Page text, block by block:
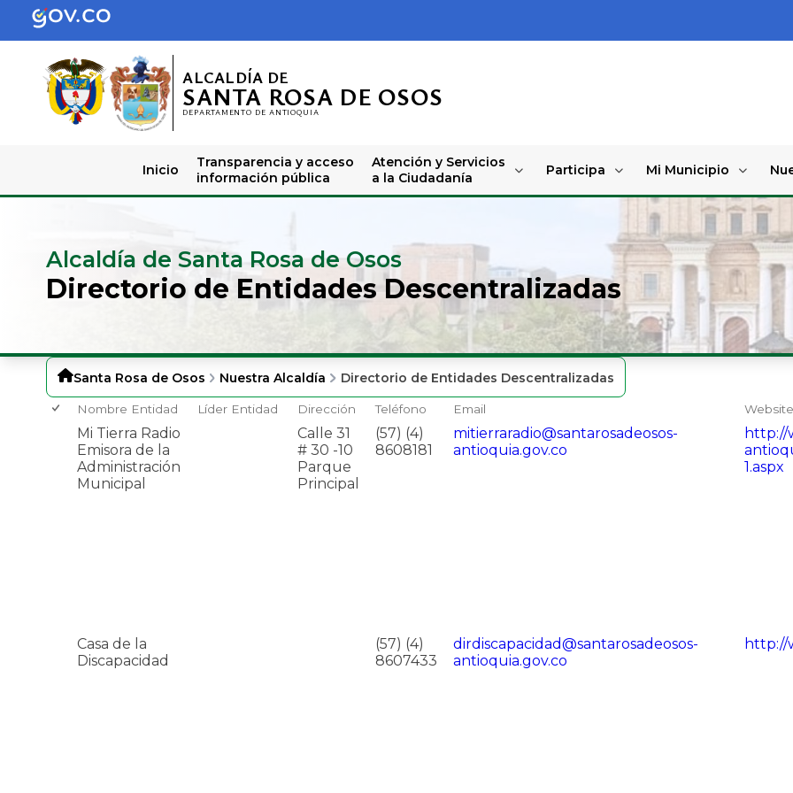
ALCALDÍA DE
SANTA ROSA DE OSOS
DEPARTAMENTO DE ANTIOQUIA
Inicio
Transparencia y acceso
información pública
Atención y Servicios
a la Ciudadanía
Participa Mi Municipio
Alcaldía de Santa Rosa de Osos
Directorio de Entidades Descentralizadas
Santa Rosa de Osos Nuestra Alcaldía Directorio de Entidades Descentralizadas
Nombre Entidad Líder Entidad Dirección Teléfono Email Website
Mi Tierra Radio
Emisora de la
Administración
Municipal
Calle 31
# 30 -10
Parque
Principal
(57) (4)
8608181
mitierraradio@santarosadeosos-
antioquia.gov.co
http://
1.aspx
Casa de la
Discapacidad
(57) (4)
8607433
dirdiscapacidad@santarosadeosos-
antioquia.gov.co
http://